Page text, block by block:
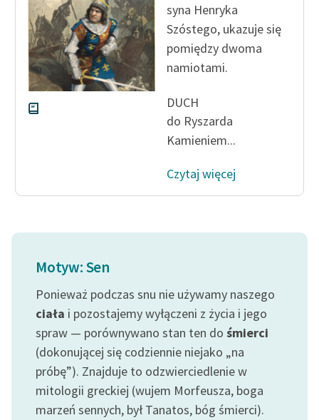
syna Henryka
Szóstego, ukazuje się
pomiędzy dwoma
namiotami.
DUCH
do Ryszarda
Kamieniem...
Czytaj więcej
Motyw: Sen
Ponieważ podczas snu nie używamy naszego
ciała i pozostajemy wyłączeni z życia i jego
spraw — porównywano stan ten do śmierci
(dokonującej się codziennie niejako „na
próbę”). Znajduje to odzwierciedlenie w
mitologii greckiej (wujem Morfeusza, boga
marzeń sennych, był Tanatos, bóg śmierci).